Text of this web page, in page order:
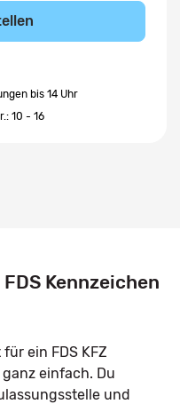
bis 14 Uhr
10 - 16
Kennzeichen
ein FDS KFZ
einfach. Du
und